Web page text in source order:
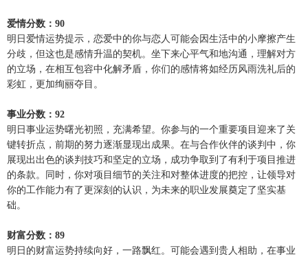
爱情分数：90
明日爱情运势提示，恋爱中的你与恋人可能会因生活中的小摩擦产生
分歧，但这也是感情升温的契机。坐下来心平气和地沟通，理解对方
的立场，在相互包容中化解矛盾，你们的感情将如经历风雨洗礼后的
彩虹，更加绚丽夺目。
事业分数：92
明日事业运势曙光初照，充满希望。你参与的一个重要项目迎来了关
键转折点，前期的努力逐渐显现出成果。在与合作伙伴的谈判中，你
展现出出色的谈判技巧和坚定的立场，成功争取到了有利于项目推进
的条款。同时，你对项目细节的关注和对整体进度的把控，让领导对
你的工作能力有了更深刻的认识，为未来的职业发展奠定了坚实基
础。
财富分数：89
明日的财富运势持续向好，一路飘红。可能会遇到贵人相助，在事业